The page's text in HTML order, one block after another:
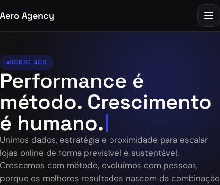
Aero Agency
Sobre Nós
Blog
Testemunhos
Recrutamento
Comunidade
SOBRE NÓS
Performance é
método. Crescimento
é humano.
Unimos dados, estratégia e proximidade para escalar
lojas online de forma previsível e sustentável.
Crescemos com método, evoluímos com pessoas,
porque os melhores resultados nascem da combinação